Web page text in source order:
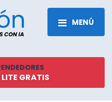
MENÚ
GRATIS